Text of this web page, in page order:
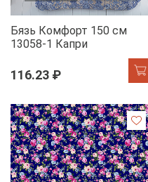
Бязь Комфорт 150 см
13058-1 Капри
116.23 ₽